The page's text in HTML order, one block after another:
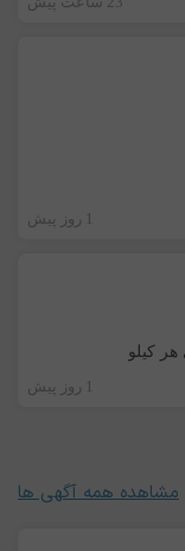
1 روز پیش
1 روز پیش
مشاهده همه آگهی ها